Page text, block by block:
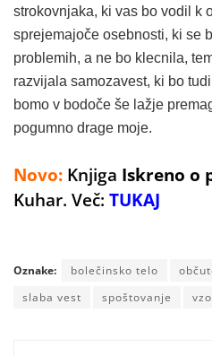
strokovnjaka, ki vas bo vodil k
sprejemajoče osebnosti, ki se
problemih, a ne bo klecnila,
razvijala samozavest, ki bo
bomo v bodoče še lažje
pogumno drage moje.
Novo: Knjiga Iskreno o
Kuhar. Več: TUKAJ
Oznake: bolečinsko telo
slaba vest
spoštovanje